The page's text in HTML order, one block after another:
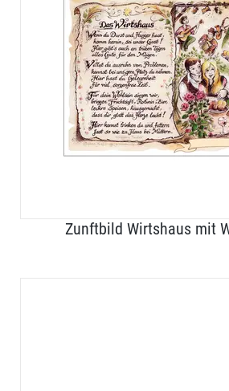
Zunftbild Wirtshaus mit